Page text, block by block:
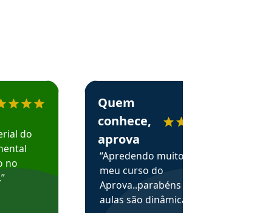
o Aprova Concursos em depoimento
do
no
Estudante Alessandra recomenda o Aprova
Quem
conhece,
aprova
“Apredendo muito no
meu curso do
Aprova..parabéns pelas
aulas são dinâmicas e